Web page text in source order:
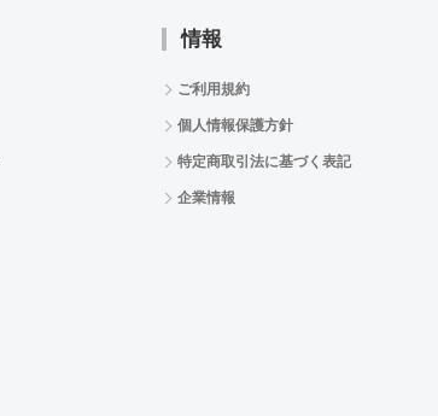
情報
ご利用規約
個人情報保護方針
特定商取引法に基づく表記
企業情報